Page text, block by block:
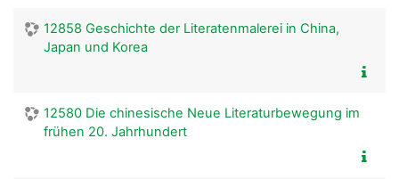
12858 Geschichte der Literatenmalerei in China,
Japan und Korea
12580 Die chinesische Neue Literaturbewegung im
frühen 20. Jahrhundert